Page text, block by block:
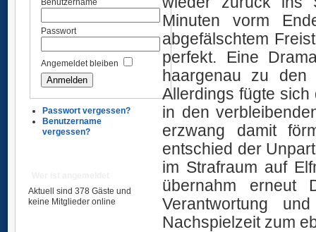
Benutzername
Passwort
Angemeldet bleiben
Passwort vergessen?
Benutzername
vergessen?
Aktuell sind 378 Gäste und
keine Mitglieder online
Minuten vorm
abgefälschtem
perfekt. Eine
haargenau zu den
Allerdings fügte
in den
erzwang damit
entschied der
im Strafraum auf
übernahm erneut
Verantwortung
Nachspielzeit zum